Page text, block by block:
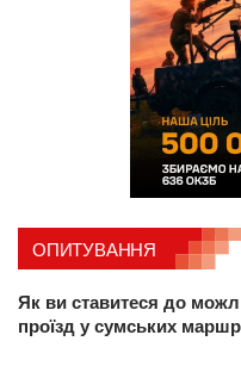
ОПИТУВАННЯ
Як ви ставитеся до
проїзд у сумських